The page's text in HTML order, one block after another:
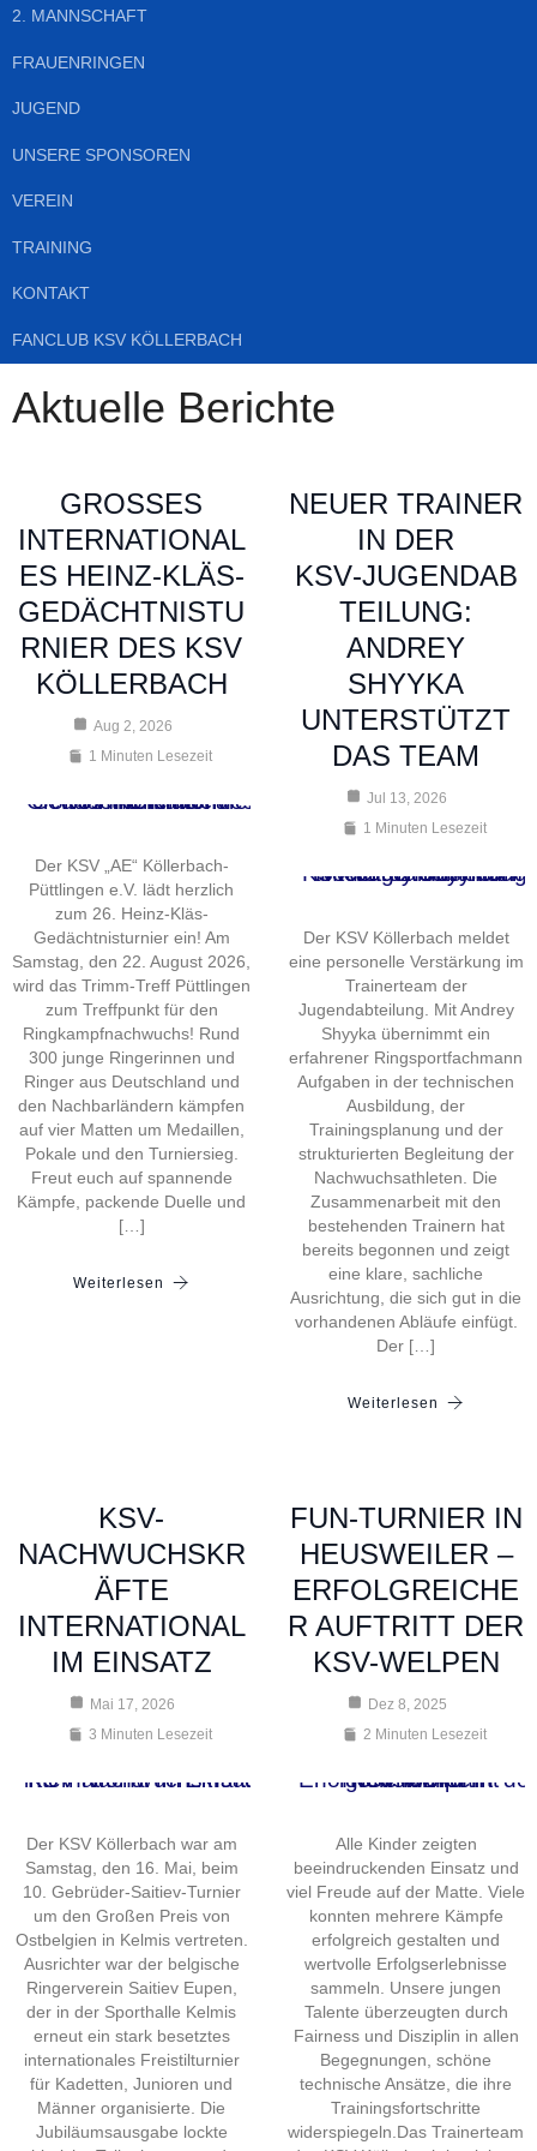
2. MANNSCHAFT
FRAUENRINGEN
JUGEND
UNSERE SPONSOREN
VEREIN
TRAINING
KONTAKT
FANCLUB KSV KÖLLERBACH
Aktuelle Berichte
GROSSES I
NTERNATIONALE
S HEINZ-KLÄS-G
EDÄCHTNISTUR
NIER DES KSV K
ÖLLERBACH
Aug 2, 2026
1 Minuten Lesezeit
Der KSV „AE“ Köllerbach-
Püttlingen e.V. lädt herzlich
zum 26. Heinz-Kläs-
Gedächtnisturnier ein! Am
Samstag, den 22. August 2026,
wird das Trimm-Treff Püttlingen
zum Treffpunkt für den
Ringkampfnachwuchs! Rund
300 junge Ringerinnen und
Ringer aus Deutschland und
den Nachbarländern kämpfen
auf vier Matten um Medaillen,
Pokale und den Turniersieg.
Freut euch auf spannende
Kämpfe, packende Duelle und
[…]
Weiterlesen
NEUER TRAINER
IN DER
KSV‑JUGENDAB
TEILUNG:
ANDREY
SHYYKA
UNTERSTÜTZT
DAS TEAM
Jul 13, 2026
1 Minuten Lesezeit
Der KSV Köllerbach meldet
eine personelle Verstärkung im
Trainerteam der
Jugendabteilung. Mit Andrey
Shyyka übernimmt ein
erfahrener Ringsportfachmann
Aufgaben in der technischen
Ausbildung, der
Trainingsplanung und der
strukturierten Begleitung der
Nachwuchsathleten. Die
Zusammenarbeit mit den
bestehenden Trainern hat
bereits begonnen und zeigt
eine klare, sachliche
Ausrichtung, die sich gut in die
vorhandenen Abläufe einfügt.
Der […]
Weiterlesen
KSV-
NACHWUCHSKR
ÄFTE
INTERNATIONAL
IM EINSATZ
Mai 17, 2026
3 Minuten Lesezeit
Der KSV Köllerbach war am
Samstag, den 16. Mai, beim
10. Gebrüder-Saitiev-Turnier
um den Großen Preis von
Ostbelgien in Kelmis vertreten.
Ausrichter war der belgische
Ringerverein Saitiev Eupen,
der in der Sporthalle Kelmis
erneut ein stark besetztes
internationales Freistilturnier
für Kadetten, Junioren und
Männer organisierte. Die
Jubiläumsausgabe lockte
FUN-TURNIER IN
HEUSWEILER –
ERFOLGREICHE
R AUFTRITT DER
KSV-WELPEN
Dez 8, 2025
2 Minuten Lesezeit
Alle Kinder zeigten
beeindruckenden Einsatz und
viel Freude auf der Matte. Viele
konnten mehrere Kämpfe
erfolgreich gestalten und
wertvolle Erfolgserlebnisse
sammeln. Unsere jungen
Talente überzeugten durch
Fairness und Disziplin in allen
Begegnungen, schöne
technische Ansätze, die ihre
Trainingsfortschritte
widerspiegeln.Das Trainerteam